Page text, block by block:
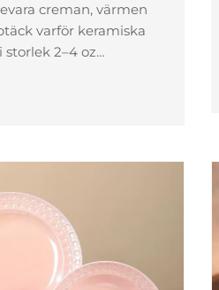
creman, värmen
varför keramiska
storlek 2–4 oz
säkerhets- och